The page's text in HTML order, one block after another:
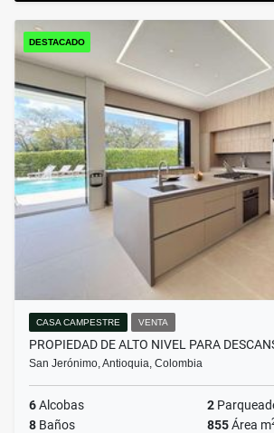
DESTACADO
CASA CAMPESTRE VENTA
PROPIEDAD DE ALTO NIVEL PARA
San Jerónimo, Antioquia, Colombia
6Alcobas 2
8 Baños 855Área m